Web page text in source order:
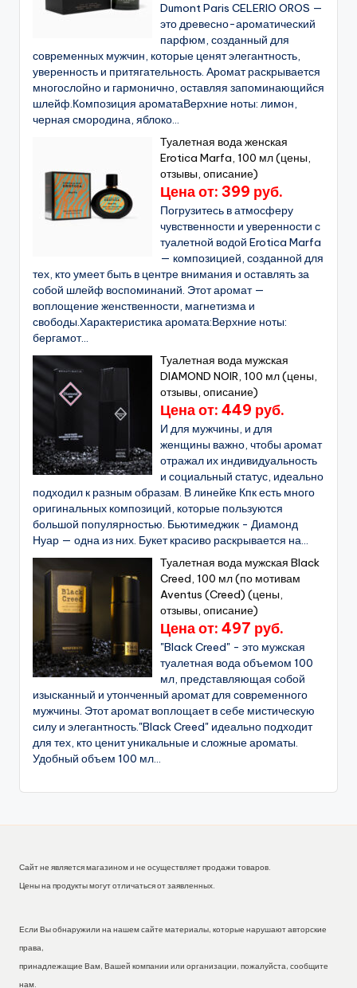
Dumont Paris CELERIO OROS —
это древесно-ароматический
парфюм, созданный для
современных мужчин, которые ценят элегантность,
уверенность и притягательность. Аромат раскрывается
многослойно и гармонично, оставляя запоминающийся
шлейф.Композиция ароматаВерхние ноты: лимон,
черная смородина, яблоко...
Туалетная вода женская
Erotica Marfa, 100 мл (цены,
отзывы, описание)
Цена от: 399 руб.
Погрузитесь в атмосферу
чувственности и уверенности с
туалетной водой Erotica Marfa
— композицией, созданной для
тех, кто умеет быть в центре внимания и оставлять за
собой шлейф воспоминаний. Этот аромат —
воплощение женственности, магнетизма и
свободы.Характеристика аромата:Верхние ноты:
бергамот...
Туалетная вода мужская
DIAMOND NOIR, 100 мл (цены,
отзывы, описание)
Цена от: 449 руб.
И для мужчины, и для
женщины важно, чтобы аромат
отражал их индивидуальность
и социальный статус, идеально
подходил к разным образам. В линейке Кпк есть много
оригинальных композиций, которые пользуются
большой популярностью. Бьютимеджик - Диамонд
Нуар — одна из них. Букет красиво раскрывается на...
Туалетная вода мужская Black
Creed, 100 мл (по мотивам
Aventus (Creed) (цены,
отзывы, описание)
Цена от: 497 руб.
"Black Creed" - это мужская
туалетная вода объемом 100
мл, представляющая собой
изысканный и утонченный аромат для современного
мужчины. Этот аромат воплощает в себе мистическую
силу и элегантность."Black Creed" идеально подходит
для тех, кто ценит уникальные и сложные ароматы.
Удобный объем 100 мл...
Сайт не является магазином и не осуществляет продажи товаров.
Цены на продукты могут отличаться от заявленных.
Если Вы обнаружили на нашем сайте материалы, которые нарушают авторские
права,
принадлежащие Вам, Вашей компании или организации, пожалуйста, сообщите
нам.